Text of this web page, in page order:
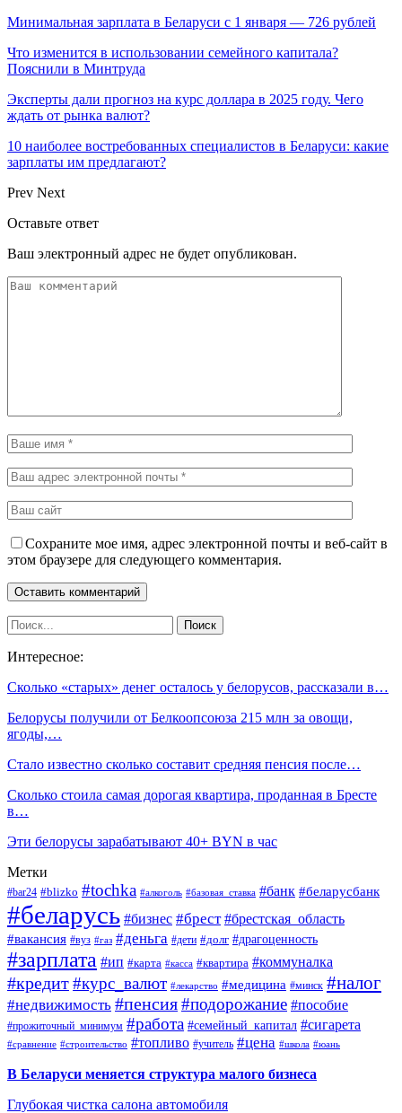
Минимальная зарплата в Беларуси с 1 января — 726 рублей
Что изменится в использовании семейного капитала?
Пояснили в Минтруда
Эксперты дали прогноз на курс доллара в 2025 году. Чего
ждать от рынка валют?
10 наиболее востребованных специалистов в Беларуси: какие
зарплаты им предлагают?
Prev Next
Оставьте ответ
Ваш электронный адрес не будет опубликован.
Сохраните мое имя, адрес электронной почты и веб-сайт в
этом браузере для следующего комментария.
Интересное:
Сколько «старых» денег осталось у белорусов, рассказали в…
Белорусы получили от Белкоопсоюза 215 млн за овощи,
ягоды,…
Стало известно сколько составит средняя пенсия после…
Сколько стоила самая дорогая квартира, проданная в Бресте
в…
Эти белорусы зарабатывают 40+ BYN в час
Метки
#bar24 #blizko #tochka #алкоголь #базовая_ставка #банк #беларусбанк
#беларусь #бизнес #брест #брестская_область
#вакансия #вуз #газ #деньга #дети #долг #драгоценность
#зарплата #ип #карта #касса #квартира #коммуналка
#кредит#курс_валют #лекарство #медицина #минск #налог
#недвижимость #пенсия#подорожание #пособие
#прожиточный_минимум #работа #семейный_капитал #сигарета
#сравнение #строительство #топливо #учитель #цена #школа #юань
В Беларуси меняется структура малого бизнеса
Глубокая чистка салона автомобиля